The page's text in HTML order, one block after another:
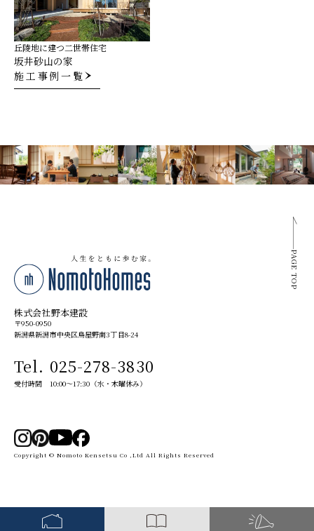
施工事例一覧
丘陵地に建つ二世帯住宅
坂井砂山の家
株式会社野本建設
〒950-0950
新潟県新潟市中央区鳥屋野南3丁目8-24
Tel. 025-278-3830
受付時間 10:00～17:30（水・木曜休み）
Copyright © Nomoto Kensetsu Co ,Ltd All Rights Reserved
PAGE TOP